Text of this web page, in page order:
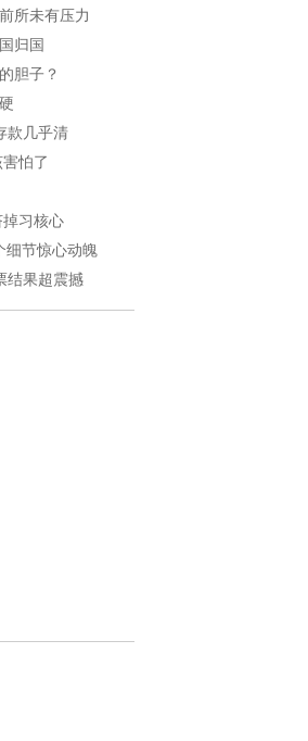
所未有压力
归国
胆子？
款几乎清
怕了
习核心
细节惊心动魄
结果超震撼